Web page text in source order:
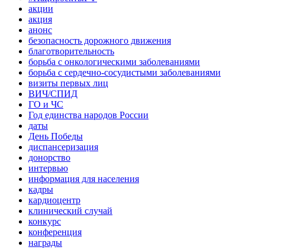
акции
акция
анонс
безопасность дорожного движения
благотворительность
борьба с онкологическими заболеваниями
борьба с сердечно-сосудистыми заболеваниями
визиты первых лиц
ВИЧ/СПИД
ГО и ЧС
Год единства народов России
даты
День Победы
диспансеризация
донорство
интервью
информация для населения
кадры
кардиоцентр
клинический случай
конкурс
конференция
награды